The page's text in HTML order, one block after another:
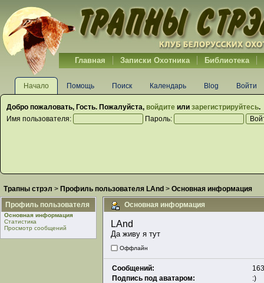
Главная Записки Охотника Библиотека
Начало Помощь Поиск Календарь Blog Войти
Добро пожаловать, Гость. Пожалуйста, войдите или зарегистрируйтесь.
Имя пользователя:
Пароль:
Трапны стрэл > Профиль пользователя LAnd > Основная информация
Профиль пользователя
Основная информация
Статистика
Просмотр сообщений
Основная информация
LAnd
Да живу я тут
Оффлайн
Сообщений:
Подпись под аватаром:
:)